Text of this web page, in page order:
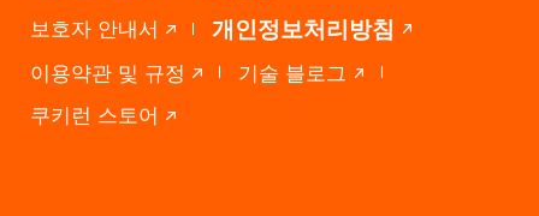
보호자 안내서
개인정보처리방침
이용약관 및 규정
기술 블로그
쿠키런 스토어
DEVSISTERS VENTURES